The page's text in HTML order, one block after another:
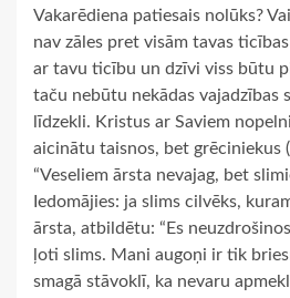
Vakarēdiena patiesais nolūks?
nav zāles pret visām tavas
ar tavu ticību un dzīvi viss būtu
taču nebūtu nekādas vajadzības
līdzekli. Kristus ar Saviem
aicinātu taisnos, bet grēciniekus
“Veseliem ārsta nevajag, bet
Iedomājies: ja slims cilvēks,
ārsta, atbildētu: “Es
ļoti slims. Mani augoņi ir tik
smagā stāvoklī, ka nevaru